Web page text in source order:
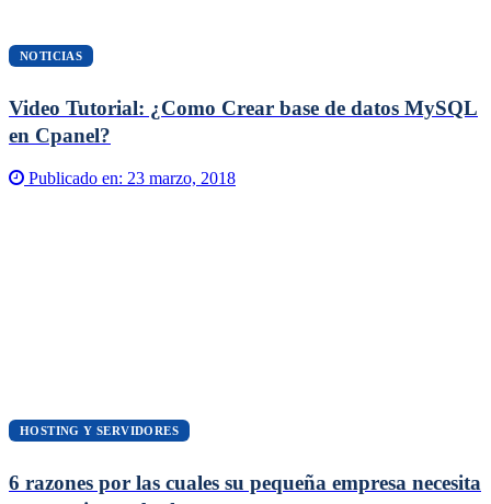
NOTICIAS
Video Tutorial: ¿Como Crear base de datos MySQL
en Cpanel?
Publicado en: 23 marzo, 2018
HOSTING Y SERVIDORES
6 razones por las cuales su pequeña empresa necesita